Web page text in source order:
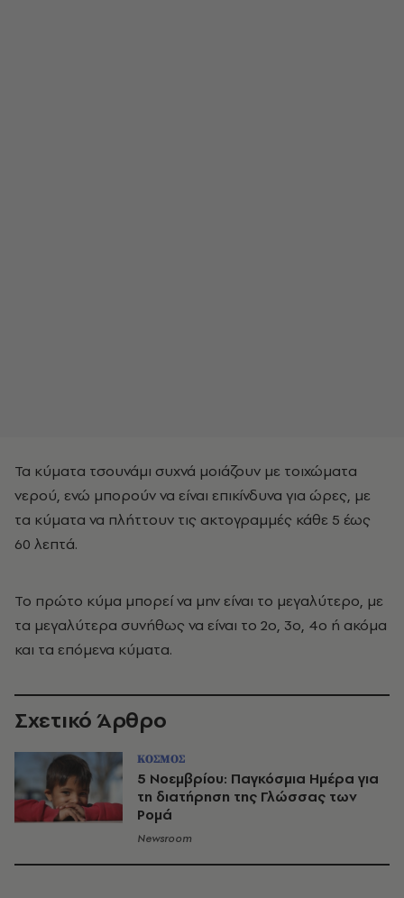
Τα κύματα τσουνάμι συχνά μοιάζουν με τοιχώματα
νερού, ενώ μπορούν να είναι επικίνδυνα για ώρες, με
τα κύματα να πλήττουν τις ακτογραμμές κάθε 5 έως
60 λεπτά.
Το πρώτο κύμα μπορεί να μην είναι το μεγαλύτερο, με
τα μεγαλύτερα συνήθως να είναι το 2ο, 3ο, 4ο ή ακόμα
και τα επόμενα κύματα.
Σχετικό Άρθρο
ΚΟΣΜΟΣ
5 Νοεμβρίου: Παγκόσμια Ημέρα για
τη διατήρηση της Γλώσσας των
Ρομά
Newsroom